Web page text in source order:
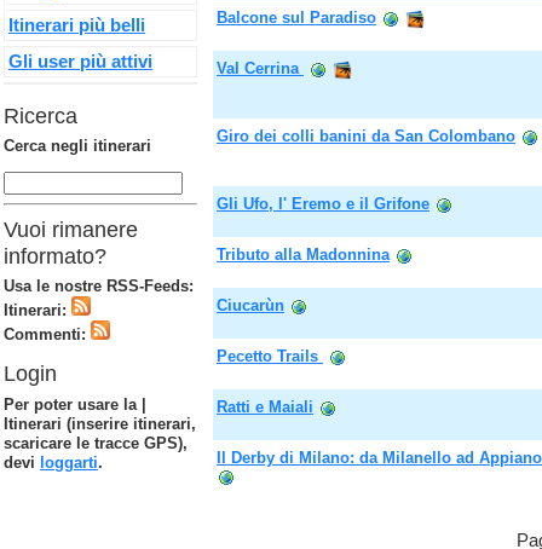
Balcone sul Paradiso
Val Cerrina
Giro dei colli banini da San Colombano
Gli Ufo, l' Eremo e il Grifone
Tributo alla Madonnina
Ciucarùn
Pecetto Trails
Ratti e Maiali
Il Derby di Milano: da Milanello ad
Itinerari più belli
Gli user più attivi
Ricerca
Cerca negli itinerari
Vuoi rimanere
informato?
Usa le nostre RSS-Feeds:
Itinerari:
Commenti:
Login
Per poter usare la |
Itinerari (inserire itinerari,
scaricare le tracce GPS),
devi loggarti.